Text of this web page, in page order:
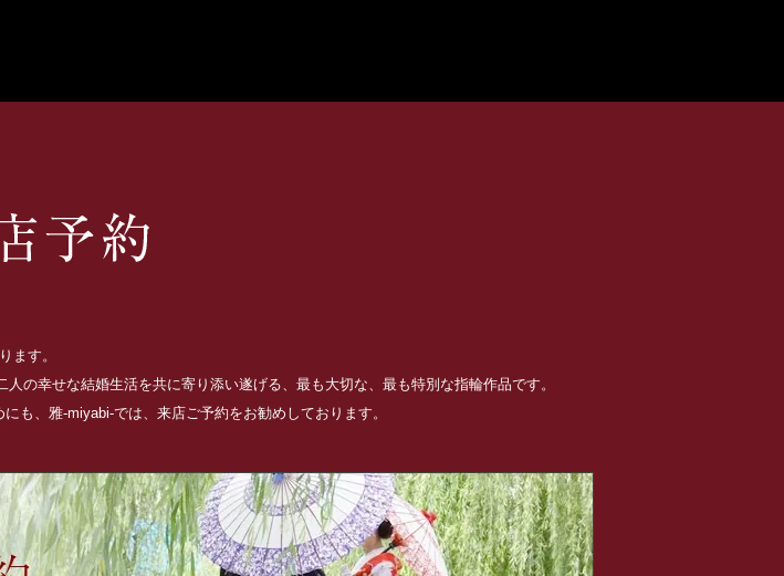
ます。
の幸せな結婚生活を共に寄り添い遂げる、最も大切な、最も特別な指輪作品です。
も、雅-miyabi-では、来店ご予約をお勧めしております。